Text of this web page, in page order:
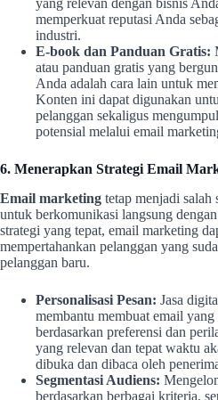
yang relevan dengan bisnis
memperkuat reputasi Anda
industri.
E-book dan Panduan Gratis:
atau panduan gratis yang
Anda adalah cara lain untuk
Konten ini dapat digunakan
pelanggan sekaligus
potensial melalui email
6. Menerapkan Strategi Email
Email marketing tetap menjadi
untuk berkomunikasi langsung
strategi yang tepat, email marketing
mempertahankan pelanggan yang
pelanggan baru.
Personalisasi Pesan: Jasa
membantu membuat email yang
berdasarkan preferensi dan
yang relevan dan tepat waktu
dibuka dan dibaca oleh
Segmentasi Audiens:
berdasarkan berbagai kriteria,